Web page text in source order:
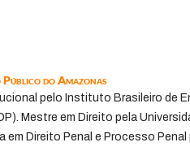
do Amazonas
pelo Instituto Brasileiro de
Mestre em Direito pela
Direito Penal e Processo Penal